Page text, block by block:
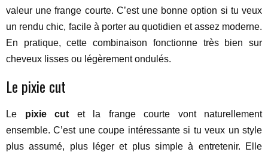
valeur une frange courte. C’est une bonne option si tu veux
un rendu chic, facile à porter au quotidien et assez moderne.
En pratique, cette combinaison fonctionne très bien sur
cheveux lisses ou légèrement ondulés.
Le pixie cut
Le pixie cut et la frange courte vont naturellement
ensemble. C’est une coupe intéressante si tu veux un style
plus assumé, plus léger et plus simple à entretenir. Elle